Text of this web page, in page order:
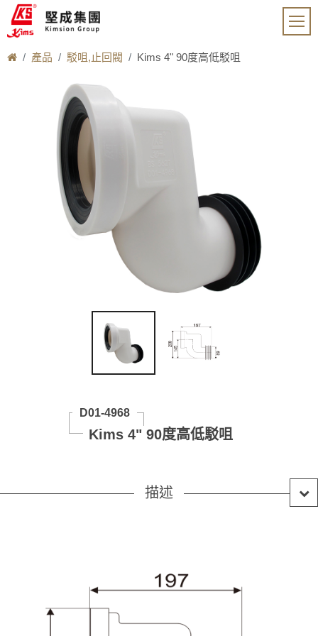
產品 駁咀,止回閥 Kims 4" 90度高低駁咀
D01-4968
Kims 4" 90度高低駁咀
描述